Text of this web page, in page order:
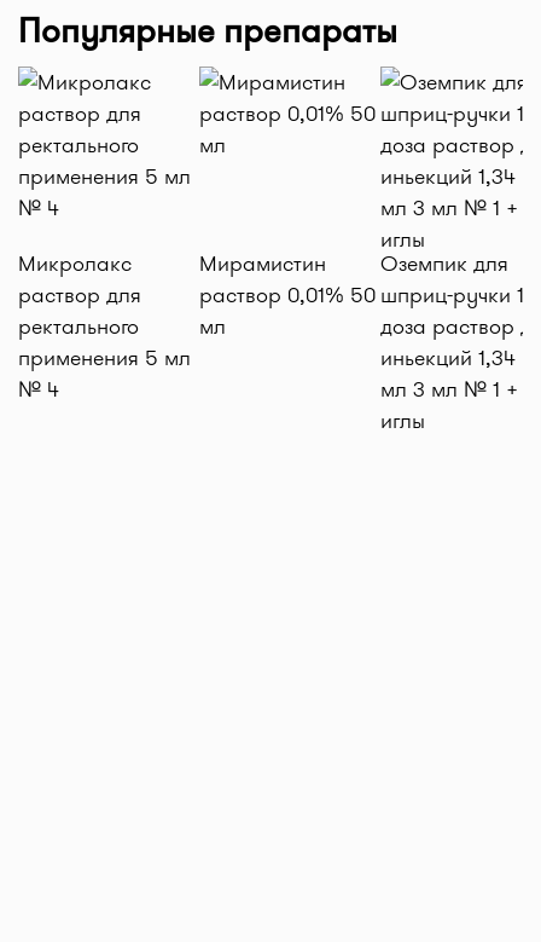
Популярные препараты
Микролакс
раствор для
ректального
применения 5 мл
№ 4
Мирамистин
раствор 0,01% 50
мл
Оземпик для
шприц-ручки 1
доза раствор
иньекций 1,34
мл 3 мл № 1 + 4
иглы